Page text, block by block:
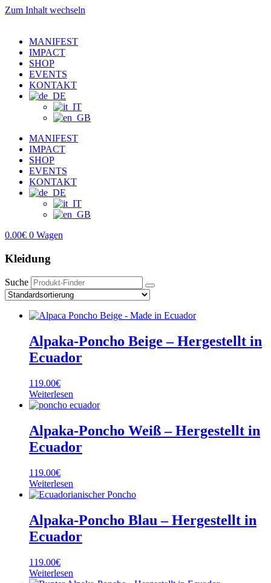
Zum Inhalt wechseln
MANIFEST
IMPACT
SHOP
EVENTS
KONTAKT
MANIFEST
IMPACT
SHOP
EVENTS
KONTAKT
0.00€ 0 Wagen
Kleidung
Suche
Alpaka-Poncho Beige – Hergestellt in
Ecuador
119.00€
Weiterlesen
Alpaka-Poncho Weiß – Hergestellt in
Ecuador
119.00€
Weiterlesen
Alpaka-Poncho Blau – Hergestellt in
Ecuador
119.00€
Weiterlesen